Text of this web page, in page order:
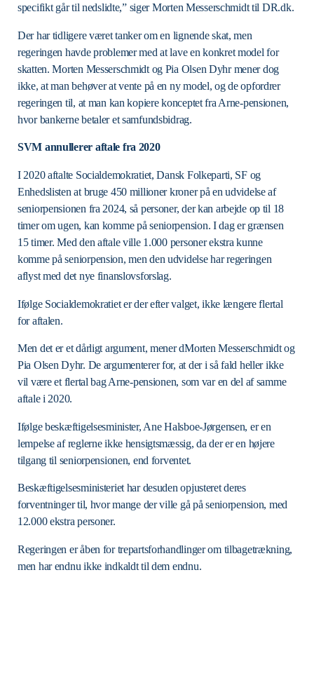
specifikt går til nedslidte,” siger Morten Messerschmidt til DR.dk.
Der har tidligere været tanker om en lignende skat, men
regeringen havde problemer med at lave en konkret model for
skatten. Morten Messerschmidt og Pia Olsen Dyhr mener dog
ikke, at man behøver at vente på en ny model, og de opfordrer
regeringen til, at man kan kopiere konceptet fra Arne-pensionen,
hvor bankerne betaler et samfundsbidrag.
SVM annullerer aftale fra 2020
I 2020 aftalte Socialdemokratiet, Dansk Folkeparti, SF og
Enhedslisten at bruge 450 millioner kroner på en udvidelse af
seniorpensionen fra 2024, så personer, der kan arbejde op til 18
timer om ugen, kan komme på seniorpension. I dag er grænsen
15 timer. Med den aftale ville 1.000 personer ekstra kunne
komme på seniorpension, men den udvidelse har regeringen
aflyst med det nye finanslovsforslag.
Ifølge Socialdemokratiet er der efter valget, ikke længere flertal
for aftalen.
Men det er et dårligt argument, mener dMorten Messerschmidt og
Pia Olsen Dyhr. De argumenterer for, at der i så fald heller ikke
vil være et flertal bag Arne-pensionen, som var en del af samme
aftale i 2020.
Ifølge beskæftigelsesminister, Ane Halsboe-Jørgensen, er en
lempelse af reglerne ikke hensigtsmæssig, da der er en højere
tilgang til seniorpensionen, end forventet.
Beskæftigelsesministeriet har desuden opjusteret deres
forventninger til, hvor mange der ville gå på seniorpension, med
12.000 ekstra personer.
Regeringen er åben for trepartsforhandlinger om tilbagetrækning,
men har endnu ikke indkaldt til dem endnu.